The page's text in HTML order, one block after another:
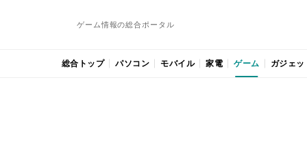
ゲーム情報の総合ポータル
総合トップ パソコン モバイル 家電 ゲーム ガジェッ